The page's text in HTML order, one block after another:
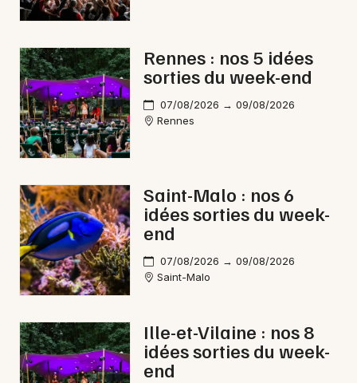
Sorties & loisirs
Aquatique nautique en Ille-et-Vilaine
Aquatique nautique en Bretagne
Newsletter des sorties
Artistes en tournée
Actus à Vitré
Magazine à Vitré
Toutes les villes
Rennes : nos 5 idées
sorties du week-end
07/08/2026 → 09/08/2026
Rennes
Saint-Malo : nos 6
idées sorties du week-
end
07/08/2026 → 09/08/2026
Saint-Malo
Ille-et-Vilaine : nos 8
idées sorties du week-
end